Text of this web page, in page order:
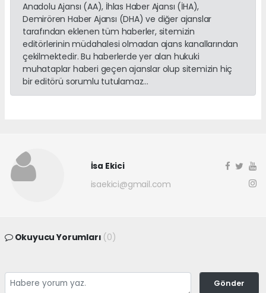
Anadolu Ajansı (AA), İhlas Haber Ajansı (İHA),
Demirören Haber Ajansı (DHA) ve diğer ajanslar
tarafından eklenen tüm haberler, sitemizin
editörlerinin müdahalesi olmadan ajans kanallarından
çekilmektedir. Bu haberlerde yer alan hukuki
muhataplar haberi geçen ajanslar olup sitemizin hiç
bir editörü sorumlu tutulamaz...
İsa Ekici
isaekici@gmail.com
Okuyucu Yorumları (0)
Gönder